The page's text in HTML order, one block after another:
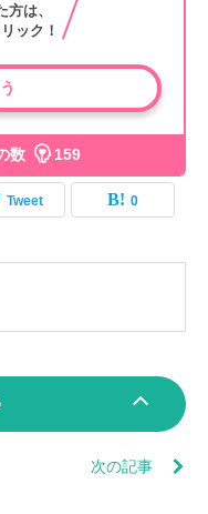
は、
ック！
数
159
Tweet 0
次の記事